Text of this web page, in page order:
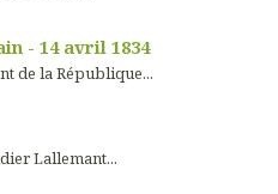
- 14 avril 1834
de la République...
Lallemant...